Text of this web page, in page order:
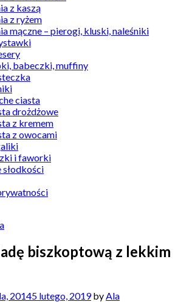
z kaszą
z ryżem
mączne – pierogi, kluski, naleśniki
babeczki, muffiny
ciasta
drożdżowe
z kremem
z owocami
i faworki
słodkości
biszkoptową z lekkim
20145 lutego, 2019byAla